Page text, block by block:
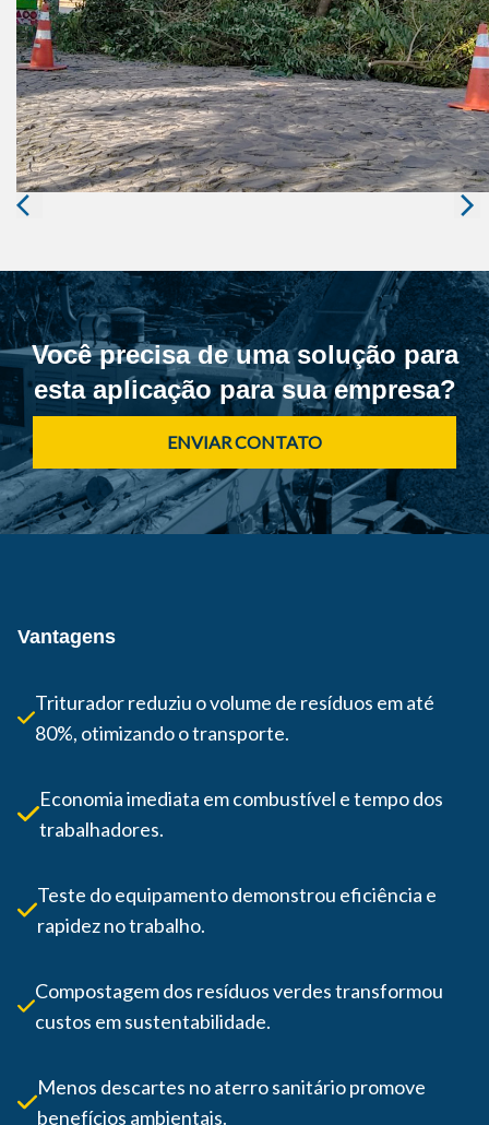
1/5
Você precisa de uma solução para
esta aplicação para sua empresa?
ENVIAR CONTATO
Vantagens
Triturador reduziu o volume de resíduos em até
80%, otimizando o transporte.
Economia imediata em combustível e tempo dos
trabalhadores.
Teste do equipamento demonstrou eficiência e
rapidez no trabalho.
Compostagem dos resíduos verdes transformou
custos em sustentabilidade.
Menos descartes no aterro sanitário promove
benefícios ambientais.